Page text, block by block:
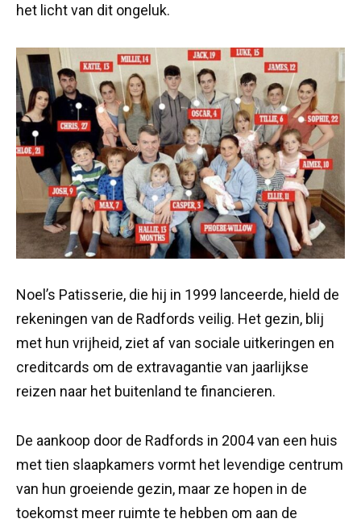
het licht van dit ongeluk.
Noel’s Patisserie, die hij in 1999 lanceerde, hield de
rekeningen van de Radfords veilig. Het gezin, blij
met hun vrijheid, ziet af van sociale uitkeringen en
creditcards om de extravagantie van jaarlijkse
reizen naar het buitenland te financieren.
De aankoop door de Radfords in 2004 van een huis
met tien slaapkamers vormt het levendige centrum
van hun groeiende gezin, maar ze hopen in de
toekomst meer ruimte te hebben om aan de